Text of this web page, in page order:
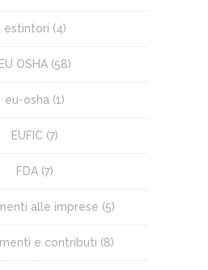
estintori (4)
EU OSHA (58)
eu-osha (1)
EUFIC (7)
FDA (7)
alle imprese (5)
e contributi (8)